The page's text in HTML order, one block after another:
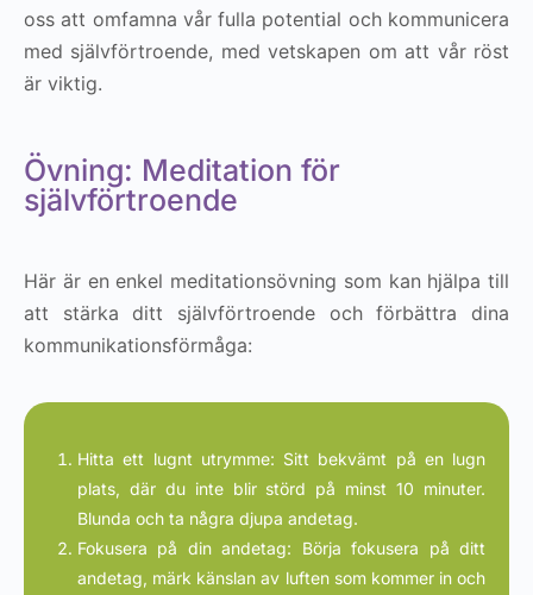
oss att omfamna vår fulla potential och kommunicera
med självförtroende, med vetskapen om att vår röst
är viktig.
Övning: Meditation för
självförtroende
Här är en enkel meditationsövning som kan hjälpa till
att stärka ditt självförtroende och förbättra dina
kommunikationsförmåga:
Hitta ett lugnt utrymme: Sitt bekvämt på en lugn
plats, där du inte blir störd på minst 10 minuter.
Blunda och ta några djupa andetag.
Fokusera på din andetag: Börja fokusera på ditt
andetag, märk känslan av luften som kommer in och